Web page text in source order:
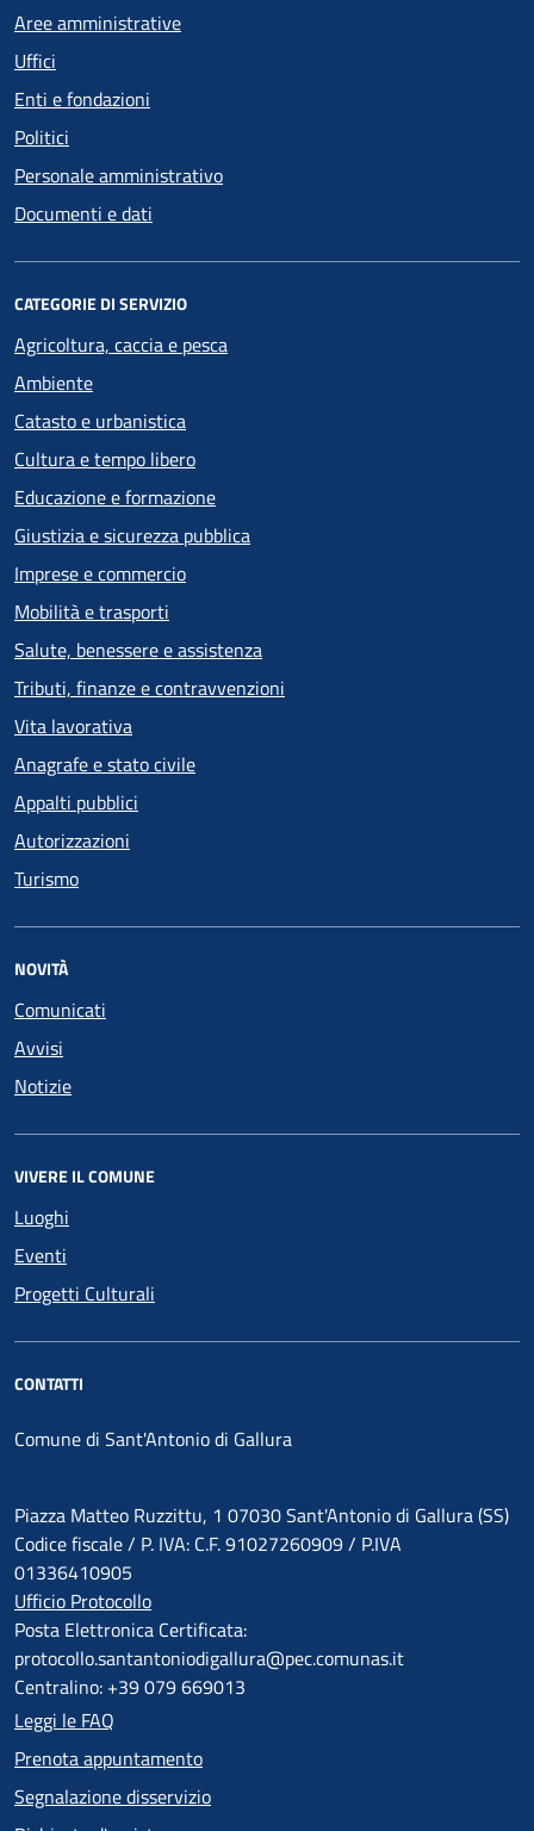
Aree amministrative
Uffici
Enti e fondazioni
Politici
Personale amministrativo
Documenti e dati
CATEGORIE DI SERVIZIO
Agricoltura, caccia e pesca
Ambiente
Catasto e urbanistica
Cultura e tempo libero
Educazione e formazione
Giustizia e sicurezza pubblica
Imprese e commercio
Mobilità e trasporti
Salute, benessere e assistenza
Tributi, finanze e contravvenzioni
Vita lavorativa
Anagrafe e stato civile
Appalti pubblici
Autorizzazioni
Turismo
NOVITÀ
Comunicati
Avvisi
Notizie
VIVERE IL COMUNE
Luoghi
Eventi
Progetti Culturali
CONTATTI
Comune di Sant'Antonio di Gallura
Piazza Matteo Ruzzittu, 1 07030 Sant'Antonio di Gallura (SS)
Codice fiscale / P. IVA: C.F. 91027260909 / P.IVA
01336410905
Ufficio Protocollo
Posta Elettronica Certificata:
protocollo.santantoniodigallura@pec.comunas.it
Centralino: +39 079 669013
Leggi le FAQ
Prenota appuntamento
Segnalazione disservizio